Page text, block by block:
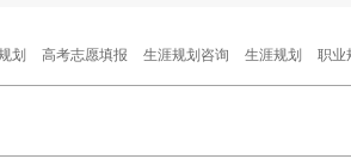
划 高考志愿填报 生涯规划咨询 生涯规划 职业